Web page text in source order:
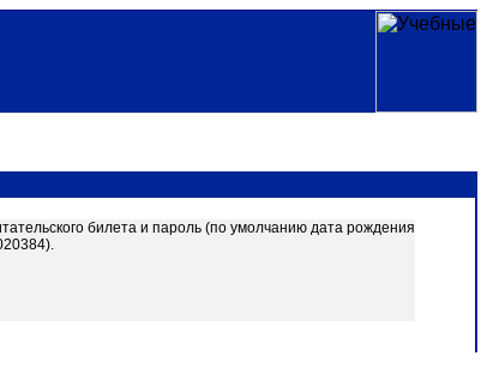
билета и пароль (по умолчанию дата рождения